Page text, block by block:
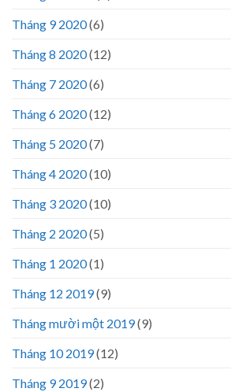
Tháng 9 2020(6)
Tháng 8 2020(12)
Tháng 7 2020(6)
Tháng 6 2020(12)
Tháng 5 2020(7)
Tháng 4 2020(10)
Tháng 3 2020(10)
Tháng 2 2020(5)
Tháng 1 2020(1)
Tháng 12 2019(9)
Tháng mười một 2019(9)
Tháng 10 2019(12)
Tháng 9 2019(2)